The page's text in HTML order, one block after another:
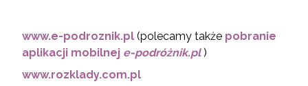
www.e-podroznik.pl (polecamy także pobranie
aplikacji mobilnej e-podróżnik.pl)
www.rozklady.com.pl